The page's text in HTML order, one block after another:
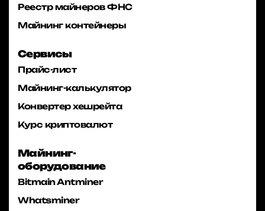
Реестр майнеров ФНС
Майнинг контейнеры
Сервисы
Прайс-лист
Майнинг-калькулятор
Конвертер хешрейта
Курс криптовалют
Майнинг-
оборудование
Bitmain Antminer
Whatsminer